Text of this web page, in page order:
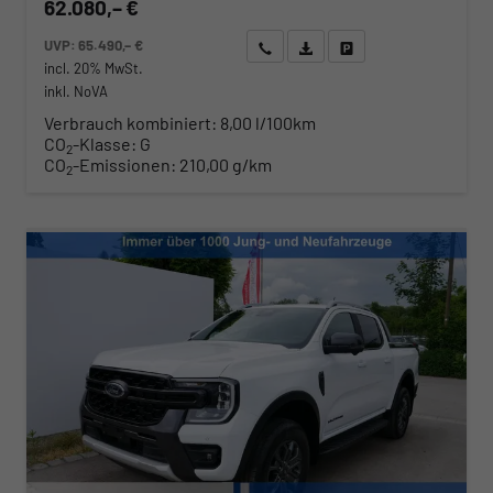
62.080,– €
UVP:65.490,– €
incl. 20% MwSt.
inkl. NoVA
Wir rufen Sie anAngebot drucken (PDF)
Verbrauch kombiniert: 8,00 l/100km
CO2-Klasse: G
CO2-Emissionen: 210,00 g/km